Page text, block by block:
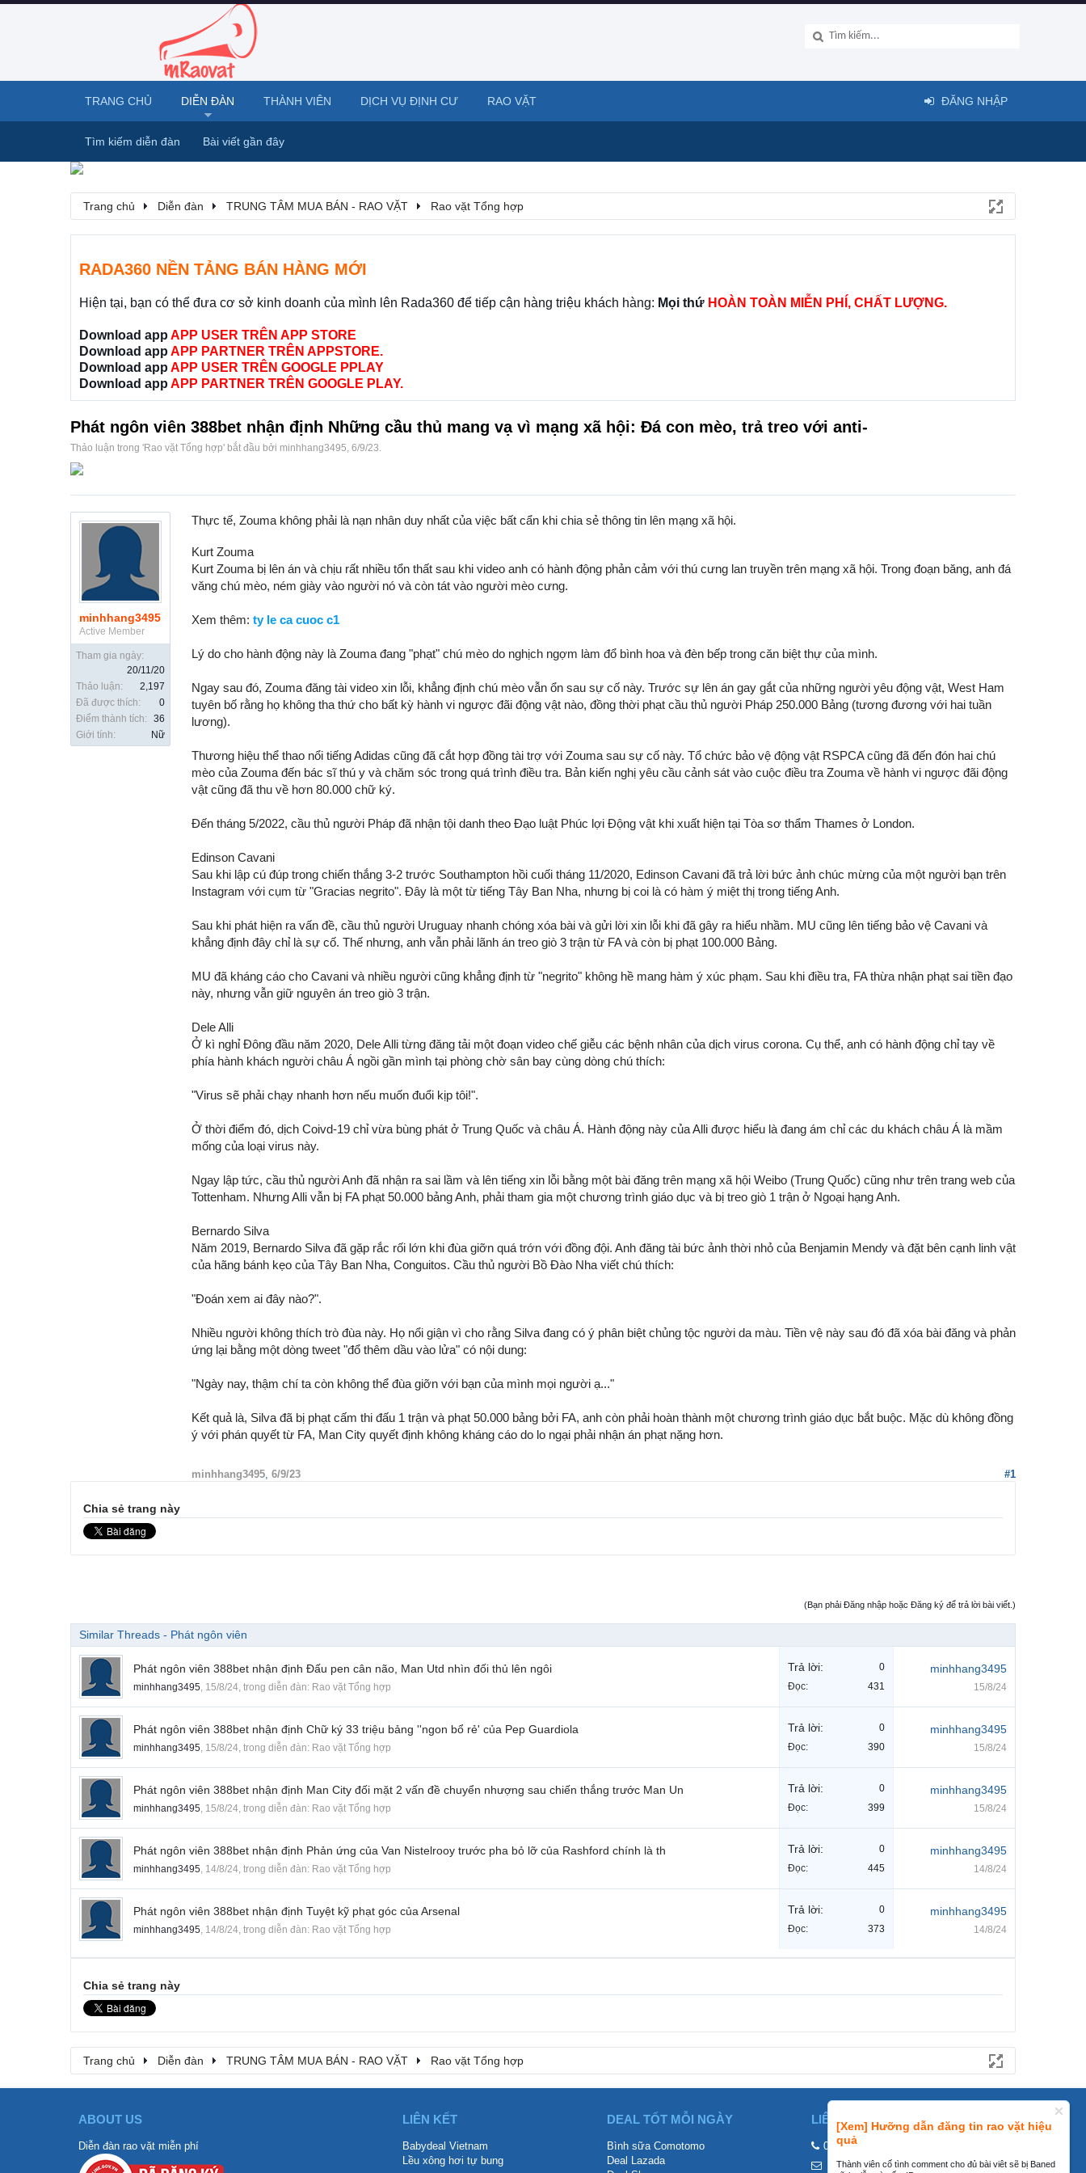
Trang chủ Diễn đàn TRUNG TÂM MUA BÁN - RAO VẶT Rao vặt Tổng hợp
RADA360 NỀN TẢNG BÁN HÀNG MỚI
Hiện tại, bạn có thể đưa cơ sở kinh doanh của mình lên Rada360 để tiếp cận hàng triệu khách hàng: Mọi thứ HOÀN TOÀN MIỄN PHÍ, CHẤT LƯỢNG.
Download app APP USER TRÊN APP STORE
Download app APP PARTNER TRÊN APPSTORE.
Download app APP USER TRÊN GOOGLE PPLAY
Download app APP PARTNER TRÊN GOOGLE PLAY.
[Xem] Hưỡng dẫn đăng tin rao vặt hiệu
quả
Thành viên cố tình comment cho đủ bài viêt sẽ bị Baned
Phát ngôn viên 388bet nhận định Những cầu thủ mang vạ vì mạng xã hội: Đá con mèo, trả treo với anti-
Thảo luận trong 'Rao vặt Tổng hợp' bắt đầu bởi minhhang3495, 6/9/23.
minhhang3495
Active Member
Tham gia ngày:
20/11/20
Thảo luận:
2,197
Đã được thích:
0
Điểm thành tích:
36
Giới tính:
Nữ
Thực tế, Zouma không phải là nạn nhân duy nhất của việc bất cẩn khi chia sẻ thông tin lên mạng xã hội.
Kurt Zouma
Kurt Zouma bị lên án và chịu rất nhiều tổn thất sau khi video anh có hành động phản cảm với thú cưng lan truyền trên mạng xã hội. Trong đoạn băng, anh đá
văng chú mèo, ném giày vào người nó và còn tát vào người mèo cưng.
Xem thêm: ty le ca cuoc c1
Lý do cho hành động này là Zouma đang "phạt" chú mèo do nghịch ngợm làm đổ bình hoa và đèn bếp trong căn biệt thự của mình.
Ngay sau đó, Zouma đăng tài video xin lỗi, khẳng định chú mèo vẫn ổn sau sự cố này. Trước sự lên án gay gắt của những người yêu động vật, West Ham
tuyên bố rằng họ không tha thứ cho bất kỳ hành vi ngược đãi động vật nào, đồng thời phạt cầu thủ người Pháp 250.000 Bảng (tương đương với hai tuần
lương).
Thương hiệu thể thao nổi tiếng Adidas cũng đã cắt hợp đồng tài trợ với Zouma sau sự cố này. Tổ chức bảo vệ động vật RSPCA cũng đã đến đón hai chú
mèo của Zouma đến bác sĩ thú y và chăm sóc trong quá trình điều tra. Bản kiến nghị yêu cầu cảnh sát vào cuộc điều tra Zouma về hành vi ngược đãi động
vật cũng đã thu về hơn 80.000 chữ ký.
Đến tháng 5/2022, cầu thủ người Pháp đã nhận tội danh theo Đạo luật Phúc lợi Động vật khi xuất hiện tại Tòa sơ thẩm Thames ở London.
Edinson Cavani
Sau khi lập cú đúp trong chiến thắng 3-2 trước Southampton hồi cuối tháng 11/2020, Edinson Cavani đã trả lời bức ảnh chúc mừng của một người bạn trên
Instagram với cụm từ "Gracias negrito". Đây là một từ tiếng Tây Ban Nha, nhưng bị coi là có hàm ý miệt thị trong tiếng Anh.
Sau khi phát hiện ra vấn đề, cầu thủ người Uruguay nhanh chóng xóa bài và gửi lời xin lỗi khi đã gây ra hiểu nhầm. MU cũng lên tiếng bảo vệ Cavani và
khẳng định đây chỉ là sự cố. Thế nhưng, anh vẫn phải lãnh án treo giò 3 trận từ FA và còn bị phạt 100.000 Bảng.
MU đã kháng cáo cho Cavani và nhiều người cũng khẳng định từ "negrito" không hề mang hàm ý xúc phạm. Sau khi điều tra, FA thừa nhận phạt sai tiền đạo
này, nhưng vẫn giữ nguyên án treo giò 3 trận.
Dele Alli
Ở kì nghỉ Đông đầu năm 2020, Dele Alli từng đăng tải một đoạn video chế giễu các bệnh nhân của dịch virus corona. Cụ thể, anh có hành động chỉ tay về
phía hành khách người châu Á ngồi gần mình tại phòng chờ sân bay cùng dòng chú thích:
"Virus sẽ phải chạy nhanh hơn nếu muốn đuổi kịp tôi!".
Ở thời điểm đó, dịch Coivd-19 chỉ vừa bùng phát ở Trung Quốc và châu Á. Hành động này của Alli được hiểu là đang ám chỉ các du khách châu Á là mầm
mống của loại virus này.
Ngay lập tức, cầu thủ người Anh đã nhận ra sai lầm và lên tiếng xin lỗi bằng một bài đăng trên mạng xã hội Weibo (Trung Quốc) cũng như trên trang web của
Tottenham. Nhưng Alli vẫn bị FA phạt 50.000 bảng Anh, phải tham gia một chương trình giáo dục và bị treo giò 1 trận ở Ngoại hạng Anh.
Bernardo Silva
Năm 2019, Bernardo Silva đã gặp rắc rối lớn khi đùa giỡn quá trớn với đồng đội. Anh đăng tài bức ảnh thời nhỏ của Benjamin Mendy và đặt bên cạnh linh vật
của hãng bánh kẹo của Tây Ban Nha, Conguitos. Cầu thủ người Bồ Đào Nha viết chú thích:
"Đoán xem ai đây nào?".
Nhiều người không thích trò đùa này. Họ nổi giận vì cho rằng Silva đang có ý phân biệt chủng tộc người da màu. Tiền vệ này sau đó đã xóa bài đăng và phản
ứng lại bằng một dòng tweet "đổ thêm dầu vào lửa" có nội dung:
"Ngày nay, thậm chí ta còn không thể đùa giỡn với bạn của mình mọi người ạ..."
Kết quả là, Silva đã bị phạt cấm thi đấu 1 trận và phạt 50.000 bảng bởi FA, anh còn phải hoàn thành một chương trình giáo dục bắt buộc. Mặc dù không đồng
ý với phán quyết từ FA, Man City quyết định không kháng cáo do lo ngại phải nhận án phạt nặng hơn.
minhhang3495, 6/9/23 #1
Chia sẻ trang này
(Bạn phải Đăng nhập hoặc Đăng ký để trả lời bài viết.)
Similar Threads - Phát ngôn viên
Phát ngôn viên 388bet nhận định Đấu pen cân não, Man Utd nhìn đối thủ lên ngôi
minhhang3495, 15/8/24, trong diễn đàn: Rao vặt Tổng hợp
Trả lời:
0
Đọc:
431
minhhang3495
15/8/24
Phát ngôn viên 388bet nhận định Chữ ký 33 triệu bảng ''ngon bổ rẻ' của Pep Guardiola
minhhang3495, 15/8/24, trong diễn đàn: Rao vặt Tổng hợp
Trả lời:
0
Đọc:
390
minhhang3495
15/8/24
Phát ngôn viên 388bet nhận định Man City đối mặt 2 vấn đề chuyển nhượng sau chiến thắng trước Man Un
minhhang3495, 15/8/24, trong diễn đàn: Rao vặt Tổng hợp
Trả lời:
0
Đọc:
399
minhhang3495
15/8/24
Phát ngôn viên 388bet nhận định Phản ứng của Van Nistelrooy trước pha bỏ lỡ của Rashford chính là th
minhhang3495, 14/8/24, trong diễn đàn: Rao vặt Tổng hợp
Trả lời:
0
Đọc:
445
minhhang3495
14/8/24
Phát ngôn viên 388bet nhận định Tuyệt kỹ phạt góc của Arsenal
minhhang3495, 14/8/24, trong diễn đàn: Rao vặt Tổng hợp
Trả lời:
0
Đọc:
373
minhhang3495
14/8/24
Chia sẻ trang này
Trang chủ Diễn đàn TRUNG TÂM MUA BÁN - RAO VẶT Rao vặt Tổng hợp
TRANG CHỦ DIỄN ĐÀN
Tìm kiếm diễn đàn Bài viết gần đây
THÀNH VIÊN DỊCH VỤ ĐỊNH CƯ RAO VẶT ĐĂNG NHẬP
ABOUT US
Diễn đàn rao vặt miễn phí
LIÊN KẾT
Babydeal Vietnam
Lều xông hơi tự bung
DEAL TỐT MỖI NGÀY
Bình sữa Comotomo
Deal Lazada
LIÊN HỆ
0858002468
contact@mraovat.vn